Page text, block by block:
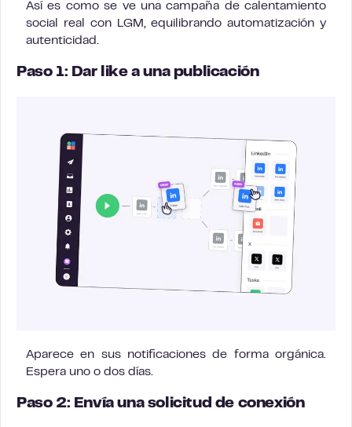
Así es como se ve una campaña de calentamiento
social real con LGM, equilibrando automatización y
autenticidad.
Paso 1: Dar like a una publicación
Aparece en sus notificaciones de forma orgánica.
Espera uno o dos días.
Paso 2: Envía una solicitud de conexión